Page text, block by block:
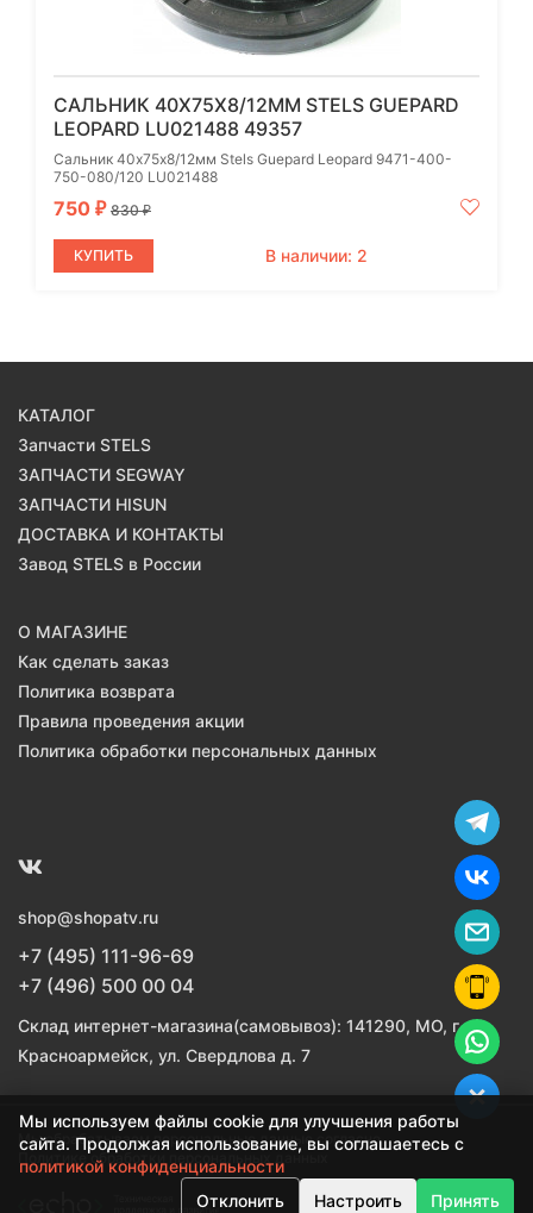
САЛЬНИК 40Х75Х8/12ММ STELS GUEPARD
LEOPARD LU021488 49357
Сальник 40х75х8/12мм Stels Guepard Leopard 9471-400-
750-080/120 LU021488
750 ₽ 830₽
КУПИТЬ В наличии: 2
КАТАЛОГ
Запчасти STELS
ЗАПЧАСТИ SEGWAY
ЗАПЧАСТИ HISUN
ДОСТАВКА И КОНТАКТЫ
Завод STELS в России
О МАГАЗИНЕ
Как сделать заказ
Политика возврата
Правила проведения акции
Политика обработки персональных данных
shop@shopatv.ru
+7 (495) 111-96-69
+7 (496) 500 00 04
Склад интернет-магазина(самовывоз): 141290, МО, г.
Красноармейск, ул. Свердлова д. 7
Мы обрабатываем персональные данные согласно
Политике обработки персональных данных
Мы используем файлы cookie для улучшения работы
сайта. Продолжая использование, вы соглашаетесь с
политикой конфиденциальности
Отклонить
Настроить Принять